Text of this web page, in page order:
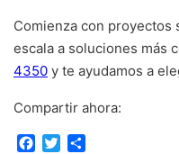
Comienza con proyectos
escala a soluciones más
4350 y te ayudamos a
Compartir ahora: